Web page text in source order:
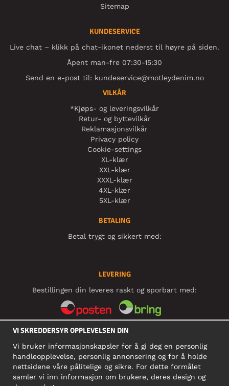
Sitemap
KUNDESERVICE
Live chat – klikk på chat-ikonet nederst til høyre på siden.
Åpent man-fre 07:30-15:30
Send en e-post til: kundeservice@motleydenim.no
VILKÅR
*Kjøps- og leveringsvilkår
Retur- og byttevilkår
Reklamasjonsvilkår
Privacy policy
Cookie-settings
XL-klær
XXL-klær
XXXL-klær
4XL-klær
5XL-klær
BETALING
Betal trygt og sikkert med:
LEVERING
Bestillingen din leveres raskt og sporbart med:
SOSIALE MEDIER
BEDRIFT
VI SKREDDERSYR OPPLEVELSEN DIN
Vi bruker informasjonskapsler for å gi deg en personlig
handleopplevelse, personlig annonsering og for å holde
nettsidene våre pålitelige og sikre. For dette formålet
samler vi inn informasjon om brukere, deres design og